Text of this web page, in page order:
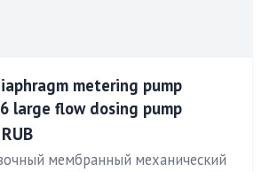
metering pump
large flow dosing pump
мембранный механический